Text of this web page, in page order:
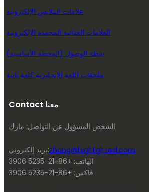
علامات الملابس الإلكترونية
العلامات الغذائية المجمدة الإلكترونية
نقطة الوصول (المحطة الأساسية)
ملحقات اللغة الإنجليزية كلغة ثانية
Contact معنا
الشخص المسؤول عن التواصل: مارك
بريد إلكتروني:zhang@highlightesl.com
الهاتف: +86-21-5235 3906
فاكس: +86-21-5235 3906